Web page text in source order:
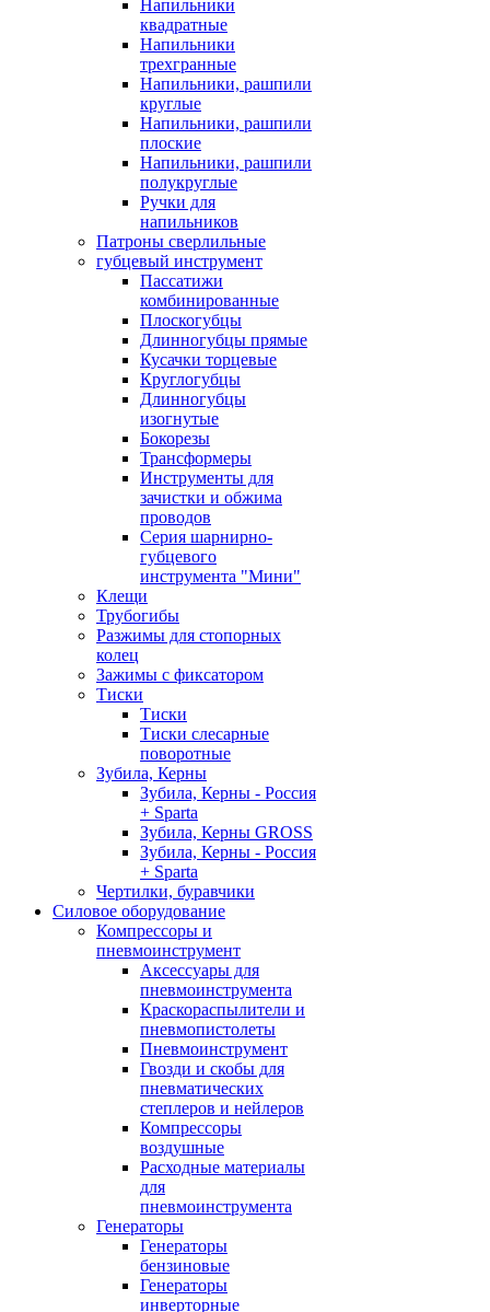
Напильники
квадратные
Напильники
трехгранные
Напильники, рашпили
круглые
Напильники, рашпили
плоские
Напильники, рашпили
полукруглые
Ручки для
напильников
Патроны сверлильные
губцевый инструмент
Пассатижи
комбинированные
Плоскогубцы
Длинногубцы прямые
Кусачки торцевые
Круглогубцы
Длинногубцы
изогнутые
Бокорезы
Трансформеры
Инструменты для
зачистки и обжима
проводов
Серия шарнирно-
губцевого
инструмента "Мини"
Клещи
Трубогибы
Разжимы для стопорных
колец
Зажимы с фиксатором
Тиски
Тиски
Тиски слесарные
поворотные
Зубила, Керны
Зубила, Керны - Россия
+ Sparta
Зубила, Керны GROSS
Зубила, Керны - Россия
+ Sparta
Чертилки, буравчики
Силовое оборудование
Компрессоры и
пневмоинструмент
Аксессуары для
пневмоинструмента
Краскораспылители и
пневмопистолеты
Пневмоинструмент
Гвозди и скобы для
пневматических
степлеров и нейлеров
Компрессоры
воздушные
Расходные материалы
для
пневмоинструмента
Генераторы
Генераторы
бензиновые
Генераторы
инверторные